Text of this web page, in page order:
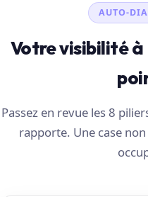
AUTO-
Votre visibilité
Passez en revue les 8
rapporte. Une case